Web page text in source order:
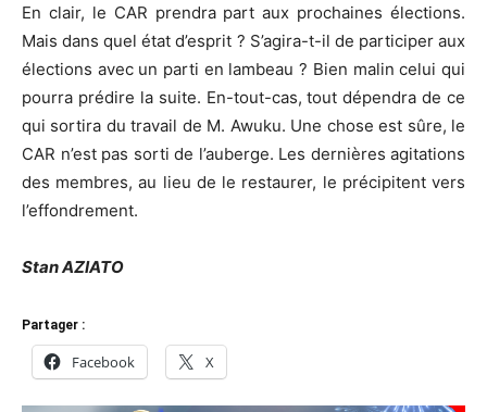
En clair, le CAR prendra part aux prochaines élections.
Mais dans quel état d’esprit ? S’agira-t-il de participer aux
élections avec un parti en lambeau ? Bien malin celui qui
pourra prédire la suite. En-tout-cas, tout dépendra de ce
qui sortira du travail de M. Awuku. Une chose est sûre, le
CAR n’est pas sorti de l’auberge. Les dernières agitations
des membres, au lieu de le restaurer, le précipitent vers
l’effondrement.
Stan AZIATO
Partager :
Facebook X